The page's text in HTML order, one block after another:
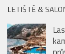
LETIŠTĚ &